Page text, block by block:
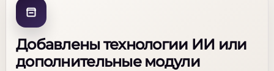
Добавлены технологии ИИ или
дополнительные модули